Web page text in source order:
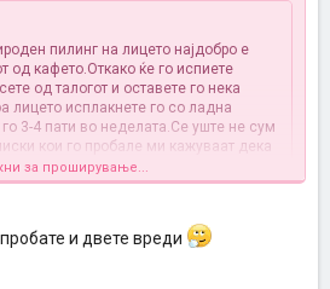
пилинг на лицето најдобро е
од кафето.Откако ќе го испиете
од талогот и оставете го нека
лицето исплакнете го со ладна
3-4 пати во неделата.Се уште не сум
кои го пробале ми кажуваат дека
недела
за проширување...
и двете вреди